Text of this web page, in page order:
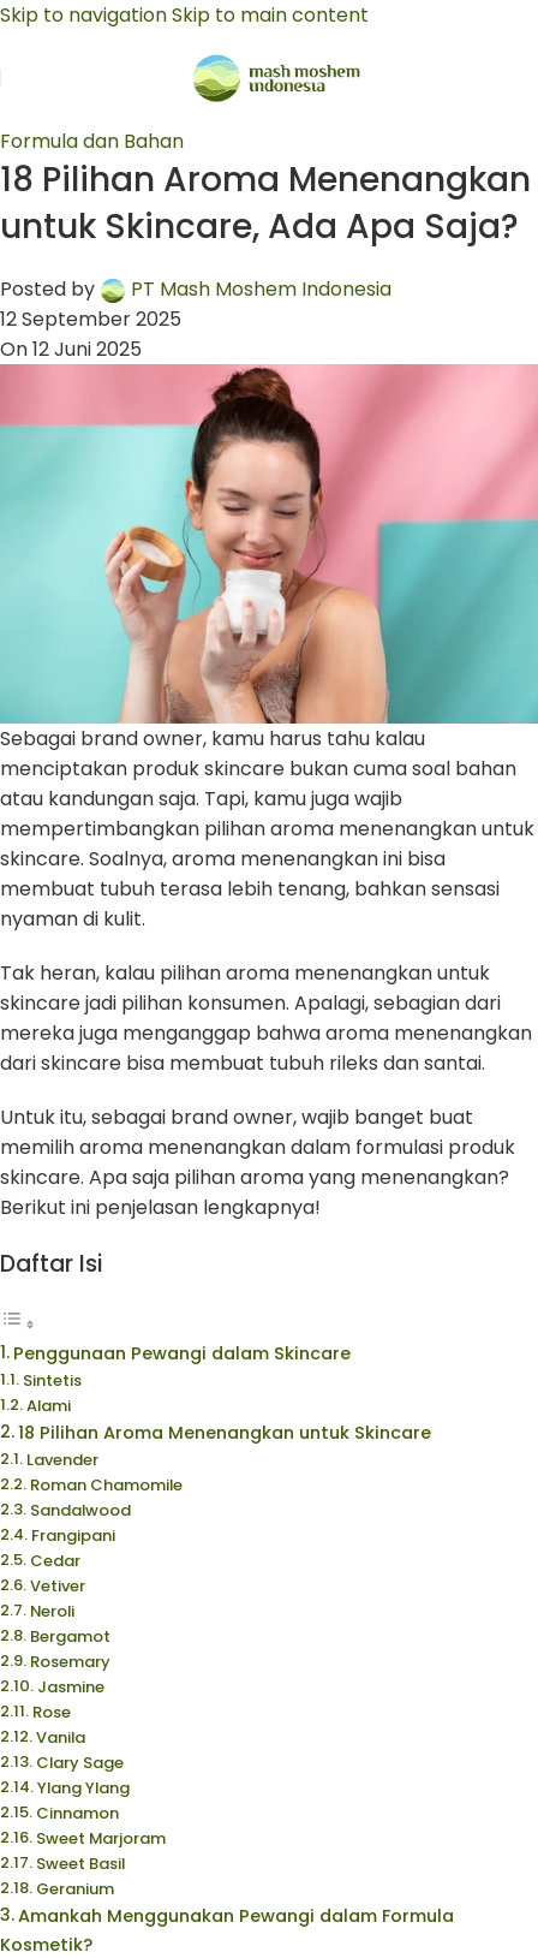
Skip to navigationSkip to main content
Formula dan Bahan
18 Pilihan Aroma Menenangkan
untuk Skincare, Ada Apa Saja?
Posted by
PT Mash Moshem Indonesia
12 September 2025
On 12 Juni 2025
Sebagai brand owner, kamu harus tahu kalau
menciptakan produk skincare bukan cuma soal bahan
atau kandungan saja. Tapi, kamu juga wajib
mempertimbangkan pilihan aroma menenangkan untuk
skincare. Soalnya, aroma menenangkan ini bisa
membuat tubuh terasa lebih tenang, bahkan sensasi
nyaman di kulit.
Tak heran, kalau pilihan aroma menenangkan untuk
skincare jadi pilihan konsumen. Apalagi, sebagian dari
mereka juga menganggap bahwa aroma menenangkan
dari skincare bisa membuat tubuh rileks dan santai.
Untuk itu, sebagai brand owner, wajib banget buat
memilih aroma menenangkan dalam formulasi produk
skincare. Apa saja pilihan aroma yang menenangkan?
Berikut ini penjelasan lengkapnya!
Daftar Isi
Penggunaan Pewangi dalam Skincare
Sintetis
Alami
18 Pilihan Aroma Menenangkan untuk Skincare
Lavender
Roman Chamomile
Sandalwood
Frangipani
Cedar
Vetiver
Neroli
Bergamot
Rosemary
Jasmine
Rose
Vanila
Clary Sage
Ylang Ylang
Cinnamon
Sweet Marjoram
Sweet Basil
Geranium
Amankah Menggunakan Pewangi dalam Formula
Kosmetik?